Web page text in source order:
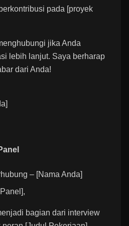
pada [proyek
jika Anda
lebih lanjut. Saya berharap
dari Anda!
– [Nama Anda]
bagian dari interview